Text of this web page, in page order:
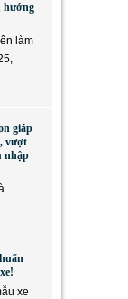
hướng
làm
giáp
vượt
nhập
xe